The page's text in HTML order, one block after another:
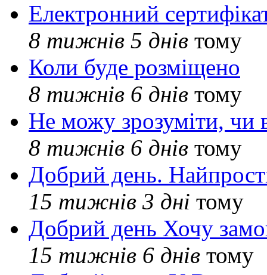
Електронний
8 тижнів 5 днів тому
Коли буде розміщено
8 тижнів 6 днів тому
Не можу зрозуміти, чи
8 тижнів 6 днів тому
Добрий день.
15 тижнів 3 дні тому
Добрий день Хочу
15 тижнів 6 днів тому